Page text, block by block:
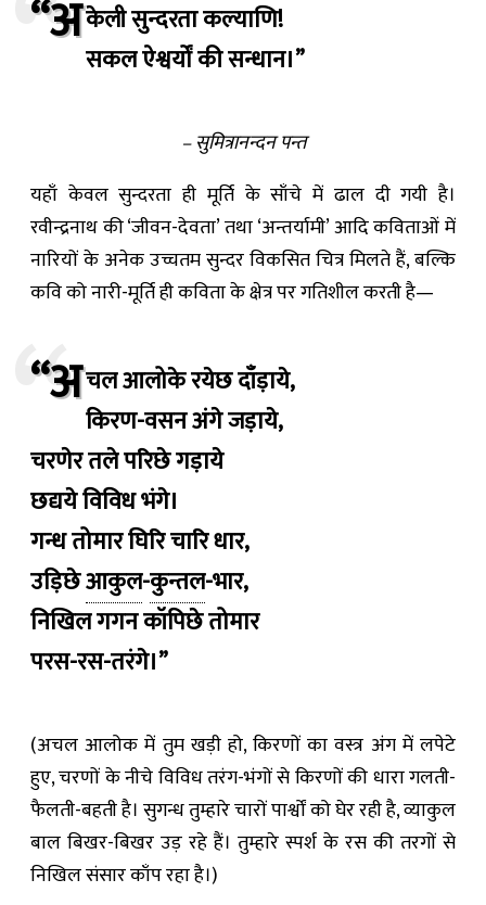
“अकेली सुन्दरता कल्याणि!
सकल ऐश्वर्यों की सन्धान।”
– सुमित्रानन्दन पन्त
यहाँ केवल सुन्दरता ही मूर्ति के साँचे में ढाल दी गयी है।
रवीन्द्रनाथ की ‘जीवन-देवता’ तथा ‘अन्तर्यामी’ आदि कविताओं में
नारियों के अनेक उच्चतम सुन्दर विकसित चित्र मिलते हैं, बल्कि
कवि को नारी-मूर्ति ही कविता के क्षेत्र पर गतिशील करती है—
“अचल आलोके रयेछ दाँड़ाये,
किरण-वसन अंगे जड़ाये,
चरणेर तले परिछे गड़ाये
छद्यये विविध भंगे।
गन्ध तोमार घिरि चारि धार,
उड़िछेआकुल-कुन्तल-भार,
निखिल गगन कॉपिछे तोमार
परस-रस-तरंगे।”
(अचल आलोक में तुम खड़ी हो, किरणों का वस्त्र अंग में लपेटे
हुए, चरणों के नीचे विविध तरंग-भंगों से किरणों की धारा गलती-
फैलती-बहती है। सुगन्ध तुम्हारे चारों पार्श्वों को घेर रही है, व्याकुल
बाल बिखर-बिखर उड़ रहे हैं। तुम्हारे स्पर्श के रस की तरगों से
निखिल संसार काँप रहा है।)